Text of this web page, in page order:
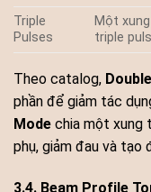
Triple
Pulses
Một
triple
Theo catalog,
phần để giảm tác
Mode chia một xung
phụ, giảm đau và tạo
3.4. Beam Profile